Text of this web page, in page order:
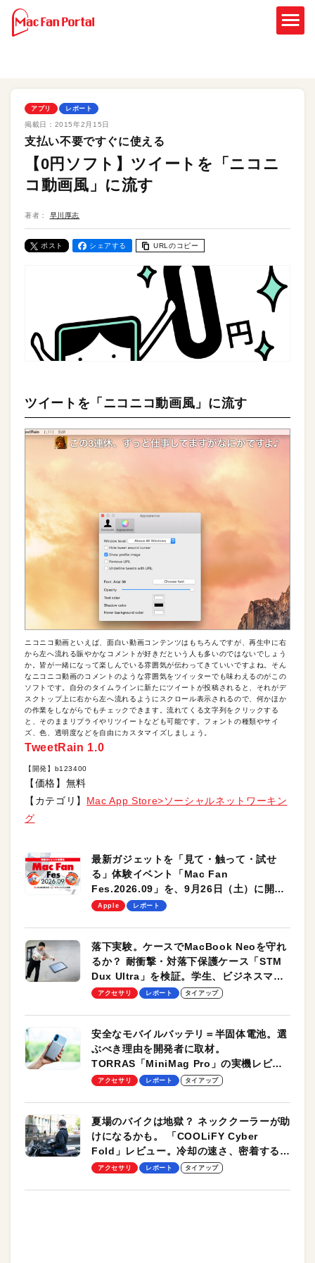
アプリ レポート
掲載日： 2015年2月15日
支払い不要ですぐに使える
【0円ソフト】ツイートを「ニコニ
コ動画風」に流す
著者： 早川厚志
ポスト シェアする URLのコピー
ツイートを「ニコニコ動画風」に流す
ニコニコ動画といえば、面白い動画コンテンツはもちろんですが、再生中に右
から左へ流れる賑やかなコメントが好きだという人も多いのではないでしょう
か。皆が一緒になって楽しんでいる雰囲気が伝わってきていいですよね。そん
なニコニコ動画のコメントのような雰囲気をツイッターでも味わえるのがこの
ソフトです。自分のタイムラインに新たにツイートが投稿されると、それがデ
スクトップ上に右から左へ流れるようにスクロール表示されるので、何かほか
の作業をしながらでもチェックできます。流れてくる文字列をクリックする
と、そのままリプライやリツイートなども可能です。フォントの種類やサイ
ズ、色、透明度などを自由にカスタマイズしましょう。
TweetRain 1.0
【開発】b123400
【価格】無料
【カテゴリ】 Mac App Store>ソーシャルネットワーキン
グ
最新ガジェットを「見て・触って・試せ
る」体験イベント「Mac Fan
Fes.2026.09」を、9月26日（土）に開催
します！
Apple レポート
落下実験。ケースでMacBook Neoを守れ
るか？ 耐衝撃・対落下保護ケース「STM
Dux Ultra」を検証。学生、ビジネスマン
のモバイルユースに最適！
アクセサリ レポート タイアップ
安全なモバイルバッテリ＝半固体電池。選
ぶべき理由を開発者に取材。
TORRAS「MiniMag Pro」の実機レビュ
ーも
アクセサリ レポート タイアップ
夏場のバイクは地獄？ ネッククーラーが助
けになるかも。 「COOLiFY Cyber
Fold」レビュー。冷却の速さ、密着する冷
却プレート、シンプルな操作性がグッド！
アクセサリ レポート タイアップ